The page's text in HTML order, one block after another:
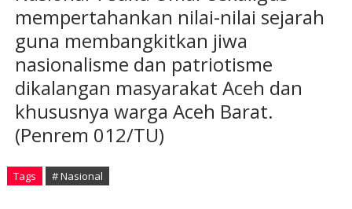
mempertahankan nilai-nilai sejarah
guna membangkitkan jiwa
nasionalisme dan patriotisme
dikalangan masyarakat Aceh dan
khususnya warga Aceh Barat.
(Penrem 012/TU)
Tags # Nasional